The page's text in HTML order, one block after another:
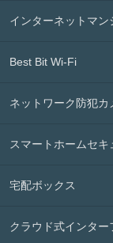
インターネットマ
Best Bit Wi-Fi
ネットワーク防犯カ
スマートホームセキ
宅配ボックス
クラウド式インター